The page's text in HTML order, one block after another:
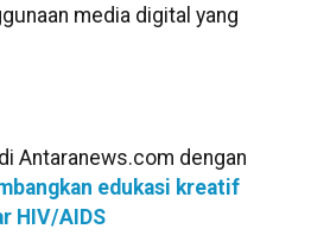
media digital yang
Antaranews.com dengan
edukasi kreatif
HIV/AIDS